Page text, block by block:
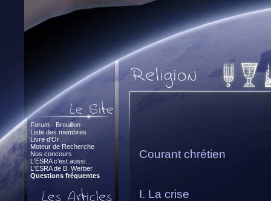
Forum - Brouillon
Liste des membres
Livre d'Or
Moteur de Recherche
Nos concours
L'ESRA c'est aussi...
L'ESRA de B. Werber
Questions fréquentes
Courant chrétien
I. La crise